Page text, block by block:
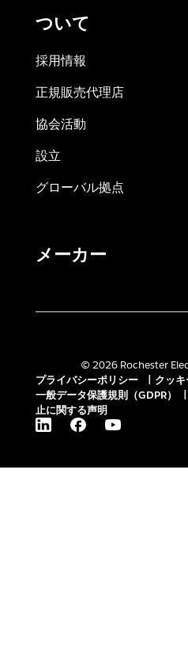
ついて
採用情報
正規販売代理店
協会活動
設立
グローバル拠点
メーカー
© 2026 Rochester
プライバシーポリシー
クッ
一般データ保護規則（GDPR）
止に関する声明